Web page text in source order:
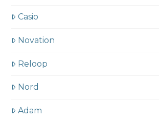
Casio
Novation
Reloop
Nord
Adam